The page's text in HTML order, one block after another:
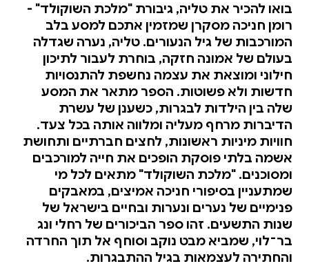
בואו להכיר את טליה, גיבורת "מלכת השוקולד" -
רומן חניכה מסקרן שמזמין אתכם למסע בלב
המורכבות של גיל הנעורים. טליה, נערה שגדלה
בעולם של אמונה חזקה, בוחרת לעבור לתיכון
חילוני ומוצאת את עצמה נחשפת להתנסויות
חדשות ולא פשוטות. הספר מתאר את המסע
שלה בין הילדות לבגרות, כשענן של עשרת
הדיברות מרחף מעליה ומלווה אותה בכל צעד.
חוויות מיניות ראשונות, לחצים חברתיים ותחושת
אשמה בלתי פוסקת הופכים את חייה למורכבים
ומסוכנים. "מלכת השוקולד" מתאים לכל מי
שמתעניין בסיפורי חניכה אמיצים, במאבקים
פנימיים של נערים ונערות ובחיים בישראל של
שנות התשעים. זהו ספר הביכורים של רחלי ונג
בר־לוי, שמביא מבט נוקב וסוחף אל תוך החרדה
והחתירה לעצמאות בגיל ההתבגרות.